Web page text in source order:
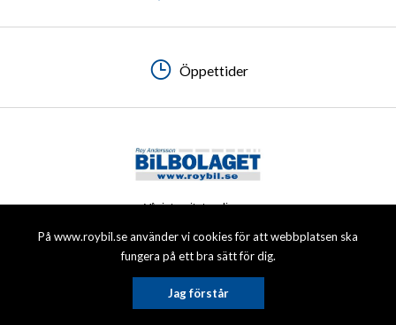
På www.roybil.se använder vi cookies för att webbplatsen ska
fungera på ett bra sätt för dig.
Jag förstår
Öppettider
Öppettider
Öppettider
Öppettider
© 2026 Roy Andersson Bilbolaget AB. All rights reserved.
Vår integritetspolicy